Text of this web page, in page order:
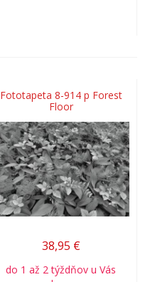
Fototapeta 8-914 p Forest
Floor
38,95 €
do 1 až 2 týždňov u Vás